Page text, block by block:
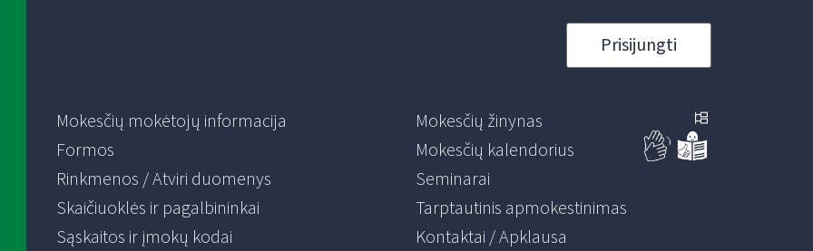
Prisijungti
Mokesčių mokėtojų informacija
Formos
Rinkmenos / Atviri duomenys
Skaičiuoklės ir pagalbininkai
Sąskaitos ir įmokų kodai
Mokesčių žinynas
Mokesčių kalendorius
Seminarai
Tarptautinis apmokestinimas
Kontaktai / Apklausa